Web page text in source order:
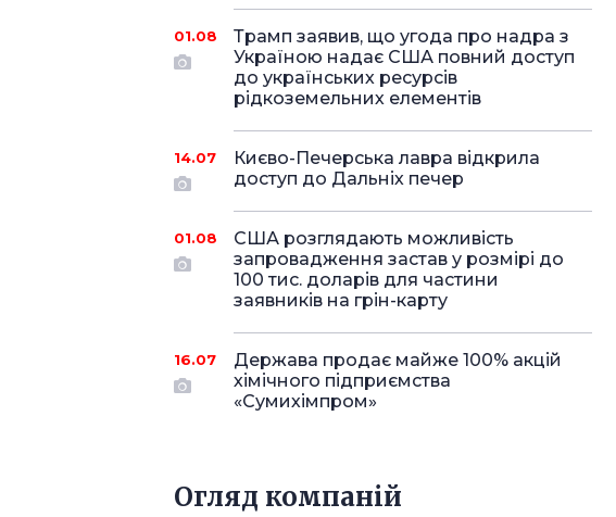
01.08
Трамп заявив, що угода про надра з
Україною надає США повний доступ
до українських ресурсів
рідкоземельних елементів
14.07
Києво-Печерська лавра відкрила
доступ до Дальніх печер
01.08
США розглядають можливість
запровадження застав у розмірі до
100 тис. доларів для частини
заявників на грін-карту
16.07
Держава продає майже 100% акцій
хімічного підприємства
«Сумихімпром»
Огляд компаній